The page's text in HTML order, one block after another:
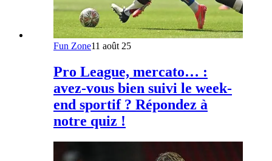
Fun Zone11 août 25
Pro League, mercato… :
avez-vous bien suivi le week-
end sportif ? Répondez à
notre quiz !